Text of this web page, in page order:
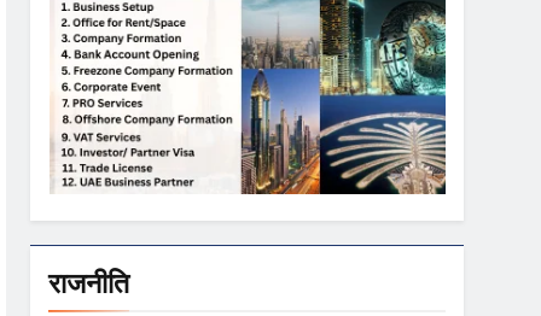
राजनीति